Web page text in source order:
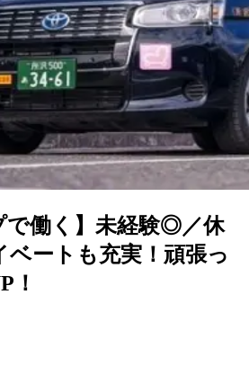
で働く】未経験◎／休
ベートも充実！頑張っ
！